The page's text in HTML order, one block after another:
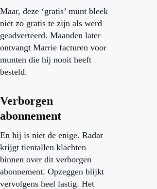
Maar, deze ‘gratis’ munt bleek
niet zo gratis te zijn als werd
geadverteerd. Maanden later
ontvangt Marrie facturen voor
munten die hij nooit heeft
besteld.
Verborgen
abonnement
En hij is niet de enige. Radar
krijgt tientallen klachten
binnen over dit verborgen
abonnement. Opzeggen blijkt
vervolgens heel lastig. Het